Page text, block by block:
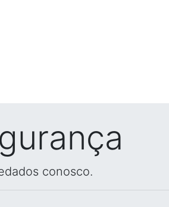
conosco.